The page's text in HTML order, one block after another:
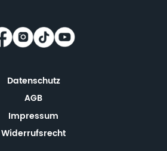
Datenschutz
AGB
Impressum
Widerrufsrecht